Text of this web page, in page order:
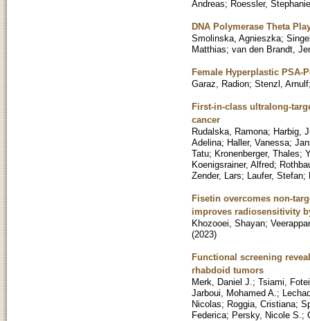
Andreas; Roessler, Stephanie
DNA Polymerase Theta
Smolinska, Agnieszka;
Matthias; van den Brandt,
Female Hyperplastic PSA-
Garaz, Radion; Stenzl, Arnulf
First-in-class ultralong-
cancer
Rudalska, Ramona; Harbig,
Adelina; Haller, Vanessa;
Tatu; Kronenberger, Thales;
Koenigsrainer, Alfred;
Zender, Lars; Laufer, Stefan;
Fisetin overcomes non-
improves radiosensitivity
Khozooei, Shayan;
(2023)
Functional screening
rhabdoid tumors
Merk, Daniel J. ; Tsiami,
Jarboui, Mohamed A. ;
Nicolas; Roggia, Cristiana;
Federica; Persky, Nicole S. ;